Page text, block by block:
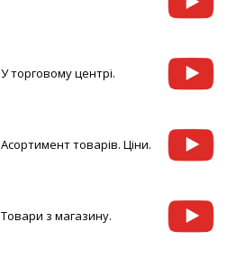
У торговому центрі.
Асортимент товарів. Ціни.
Товари з магазину.